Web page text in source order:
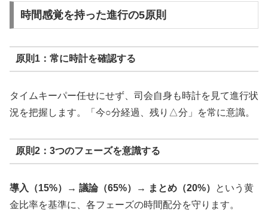
時間感覚を持った進行の5原則
原則1：常に時計を確認する
タイムキーパー任せにせず、司会自身も時計を見て進行状
況を把握します。「今○分経過、残り△分」を常に意識。
原則2：3つのフェーズを意識する
導入（15%）→ 議論（65%）→ まとめ（20%）
という黄
金比率を基準に、各フェーズの時間配分を守ります。